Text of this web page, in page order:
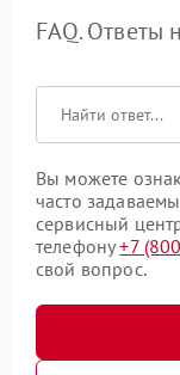
FAQ. Ответы
Вы можете
часто
сервисный
телефону+7
свой вопрос.